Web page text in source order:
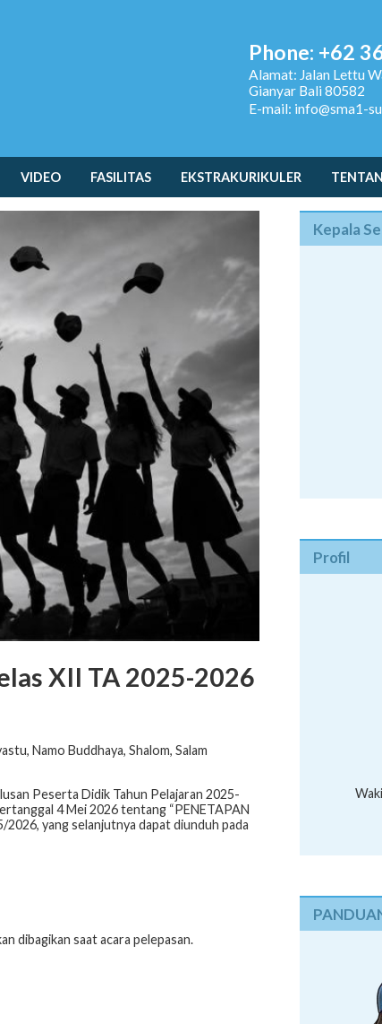
Phone: +62
Alamat: Jalan Lettu
Gianyar Bali 80582
E-mail: info@sma1-
VIDEO FASILITAS EKSTRAKURIKULER
XII TA 2025-2026
Namo Buddhaya, Shalom, Salam
Peserta Didik Tahun Pelajaran 2025-
4 Mei 2026 tentang “PENETAPAN
2026, yang selanjutnya dapat diunduh pada
dibagikan saat acara pelepasan.
Kepala
Profil
I